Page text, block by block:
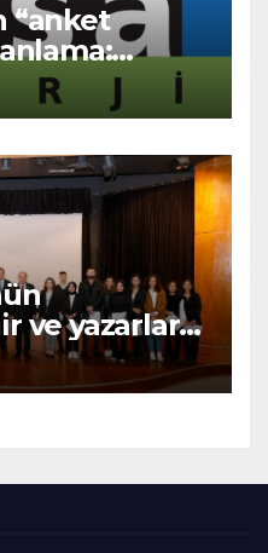
“anket
ve yazarların
– BRTK